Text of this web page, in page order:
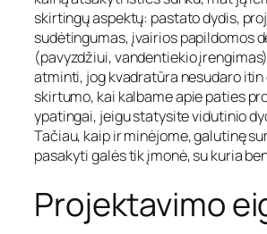
skirtingų aspektų: pastato dydis,
sudėtingumas, įvairios papildomos
(pavyzdžiui, vandentiekio
atminti, jog kvadratūra nesudaro
skirtumo, kai kalbame apie paties
ypatingai, jeigu statysite vidutinio
Tačiau, kaip ir minėjome, galutinę
pasakyti galės tik įmonė, su kuria
Projektavimo